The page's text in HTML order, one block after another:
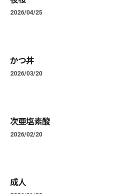
2026/04/25
かつ丼
2026/03/20
次亜塩素酸
2026/02/20
成人